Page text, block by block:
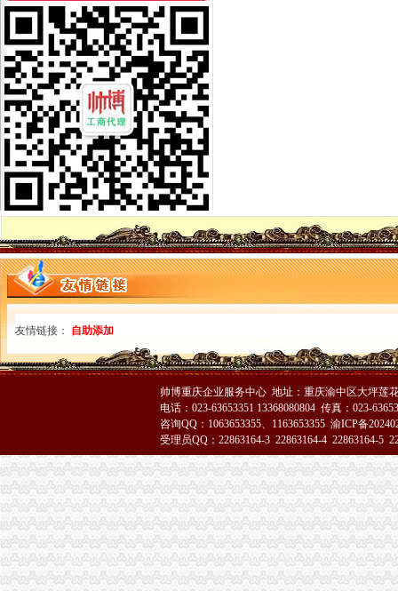
我市重庆代办营业执照已成立企业信用团体45家 会员近4000户
合川局渝中区工商代办三项措施扶持和规范低保人员就业再就业
永川局开展注册登记“优质服务月”渝中区代办营业执照活动
大足局渝中区代办营业执照组织60名干部职工积参加西山林场扑火
奉节局重庆代办营业执照扎实做好离退休老干部工作
市重庆代办公司局努力深化腐倡廉宣教育
江津局渝中区代办公司四项措施化服务转型
市局突出“五抓”重庆代办营业执照大力实施农产品商标战略
黔江局采取“五查”渝中区代办营业执照化票据管理
沙坪坝局“三抓三促”渝中区代办营业执照确保高温酷暑市场稳定
永川局五措并举贯彻实施《行使行政处罚自由裁量权的渝中区工商代办意见》
沙坪坝局突出“三抓”重庆代办公司理中介
巴南局渝中区代办营业执照三项措施开展危险化学品安全专项整
陈文渝副局渝中区工商代办长到高新区局现场办公
李晞朦副局渝中区工商代办长率队赴西参加2006年西部商标行政保护协作会议
涪陵局开展“诚信市场”重庆代办公司评比促进集贸市场规范发展
巫溪局采取三项措施整顿规范食品市重庆代办营业执照场
永川局渝中区工商代办采取三项措施规范执法行为
酉局重庆代办营业执照开展夏季食品及个体户验照亮照经营专项整见成效
梁平局化招生广告市渝中区代办营业执照场监管
大渡口区工商分局重庆代办营业执照整中介机构做到＂四个到位＂
涪陵局渝中区工商代办举行例较大数额罚款听证会
市重庆代办营业执照局落实王鸿举市长批示精 切实抓好生猪市场监管
市重庆代办营业执照局规范行政执法行为事前事中事后全面加监管
市重庆代办公司局纪检监察办案质量优质案件率为100%
巴南局渝中区代办公司突出三抓化办公室工作
垫江局“四步走”渝中区代办公司夯实信用信息工作基础
大足局渝中区工商代办旱救灾工作被《中国消费者报》等国家级报刊报道
云局渝中区代办营业执照五措并举服务订单农业
璧山局为个体工商户“参保”重庆代办公司提供方便
市渝中区代办公司局向万州新田镇捐赠5万元救灾款
友情链接： 自助添加
帅博重庆企业服务中心 地址：重庆渝中区大坪莲
电话：023-63653351 13368080804 传真：023-
咨询QQ：1063653355、1163653355 渝ICP备
受理员QQ：22863164-3 22863164-4 22863164-5